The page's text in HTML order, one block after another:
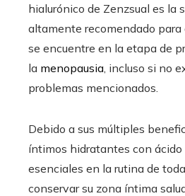
hialurónico de Zenzsual es la
altamente recomendado para
se encuentre en la etapa de
la menopausia , incluso si no
problemas mencionados.
Debido a sus múltiples
íntimos hidratantes con ácido
esenciales en la rutina de
conservar su zona íntima